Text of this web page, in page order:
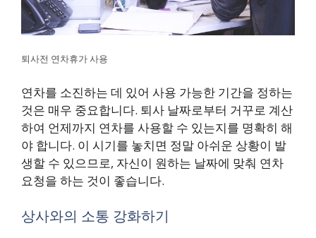
퇴사전 연차휴가 사용
연차를 소진하는 데 있어 사용 가능한 기간을 정하는
것은 매우 중요합니다. 퇴사 날짜로부터 거꾸로 계산
하여 언제까지 연차를 사용할 수 있는지를 명확히 해
야 합니다. 이 시기를 놓치면 정말 아쉬운 상황이 발
생할 수 있으므로, 자신이 원하는 날짜에 맞춰 연차
요청을 하는 것이 좋습니다.
상사와의 소통 강화하기